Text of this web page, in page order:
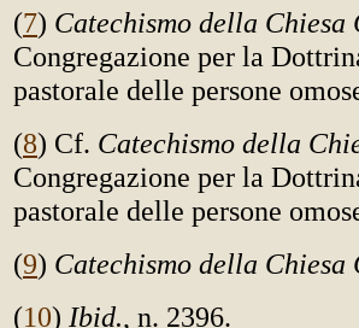
(7) Catechismo della Chiesa
Congregazione per la
pastorale delle persone
(8) Cf. Catechismo della
Congregazione per la
pastorale delle persone
(9) Catechismo della Chiesa
(10) Ibid., n. 2396.